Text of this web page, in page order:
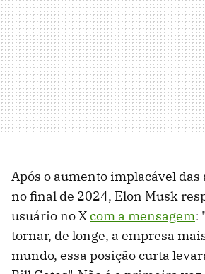
Após o aumento implacável das
no final de 2024, Elon Musk
usuário no Xcom a mensagem:
tornar, de longe, a empresa
mundo, essa posição curta